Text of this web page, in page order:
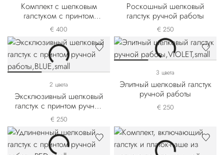
Комплект с шелковым
галстуком с принтом
ручной работы
€ 400
Роскошный шелковый
галстук ручной работы
€ 250
2 цвета
Эксклюзивный шелковый
галстук с принтом ручной
работы
€ 250
3 цвета
Элитный шелковый галстук
ручной работы
€ 250